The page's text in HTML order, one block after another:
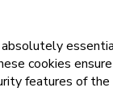
absolutely
cookies
features of